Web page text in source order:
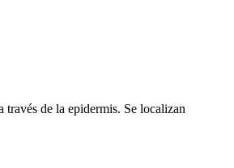
través de la epidermis. Se localizan